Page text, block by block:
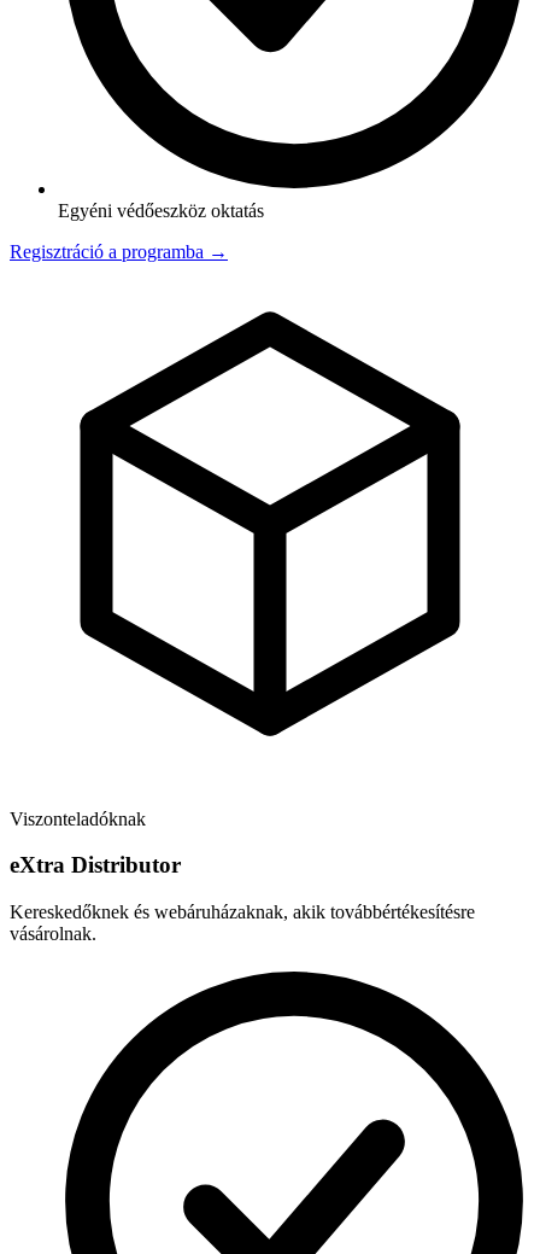
Egyéni védőeszköz oktatás
Regisztráció a programba →
Viszonteladóknak
eXtra Distributor
Kereskedőknek és webáruházaknak, akik továbbértékesítésre
vásárolnak.